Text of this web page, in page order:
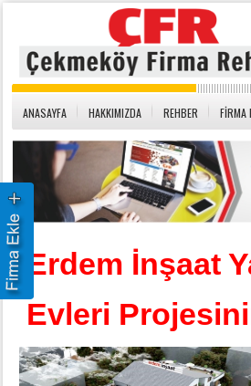
ANASAYFA HAKKIMIZDA REHBER FİRMA
Erdem İnşaat
Evleri